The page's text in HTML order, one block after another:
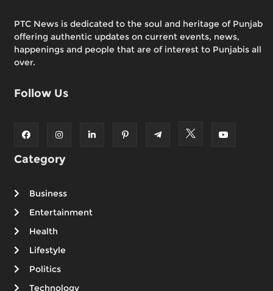
PTC News is dedicated to the soul and heritage of Punjab
offering authentic updates on current events, news,
happenings and people that are of interest to Punjabis all
over.
Follow Us
Category
Business
Entertainment
Health
Lifestyle
Politics
Technology